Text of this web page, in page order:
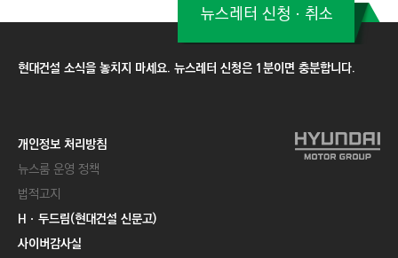
현대건설 소식을 놓치지 마세요. 뉴스레터 신청은 1분이면 충분합니다.
뉴스레터 신청ㆍ취소
개인정보 처리방침
뉴스룸 운영 정책
법적고지
Hㆍ두드림(현대건설 신문고)
사이버감사실